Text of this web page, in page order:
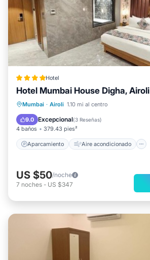
Hotel
Hotel Mumbai House Digha, Airoli
Mumbai · Airoli 1.10 mi al centro
9.0 Excepcional(3 Reseñas)
4 baños 379.43 pies²
Aparcamiento Aire acondicionado
Aparcamiento
Internet
Apto para niños
US $50/noche
7 noches - US $347